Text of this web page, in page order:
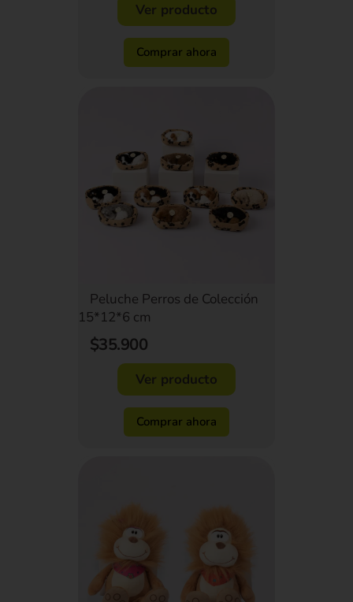
Ver producto
Comprar ahora
Peluche Perros de Colección
15*12*6 cm
$35.900
Ver producto
Comprar ahora